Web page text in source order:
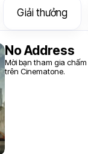
Giải thưởng
No Address
Mời bạn tham gia
trên Cinematone.